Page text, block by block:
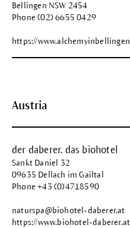
Bellingen NSW 2454
Phone (02) 6655 0429
https://
Austria
der daberer. das biohotel
Sankt Daniel 32
09635 Dellach im Gailtal
Phone +43 (0)4718590
naturspa@biohotel-daberer.at
https://www.biohotel-daberer.at